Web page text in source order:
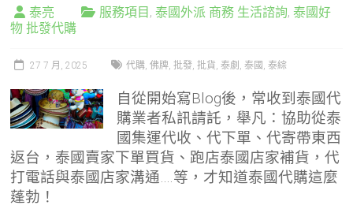
泰亮 服務項目 ,泰國外派 商務 生活諮詢,泰國好
物 批發代購
27 7 月, 2025 代購,佛牌,批發,批貨,泰劇 ,泰國 ,泰綜
自從開始寫Blog後，常收到泰國代
購業者私訊請託，舉凡：協助從泰
國集運代收、代下單、代寄帶東西
返台，泰國賣家下單買貨、跑店泰國店家補貨，代
打電話與泰國店家溝通….等，才知道泰國代購這麼
蓬勃！